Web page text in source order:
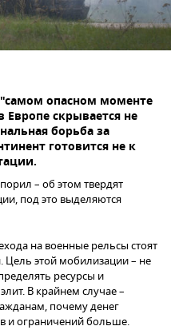
опасном моменте
скрывается не
борьба за
готовится не к
– об этом твердят
под это выделяются
на военные рельсы стоят
Цель этой мобилизации – не
ресурсы и
В крайнем случае –
почему денег
и ограничений больше.